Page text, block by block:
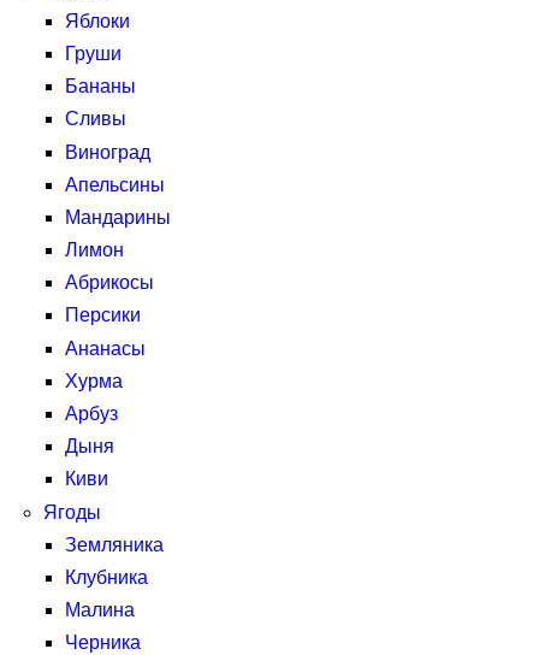
Яблоки
Груши
Бананы
Сливы
Виноград
Апельсины
Мандарины
Лимон
Абрикосы
Персики
Ананасы
Хурма
Арбуз
Дыня
Киви
Ягоды
Земляника
Клубника
Малина
Черника